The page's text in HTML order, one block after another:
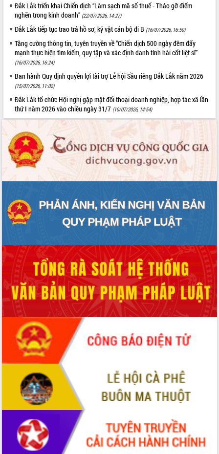
Đắk Lắk triển khai Chiến dịch “Làm sạch mã số thuế - Tháo gỡ điểm
nghẽn trong kinh doanh” (22/07/2026, 14:27)
Đắk Lắk tiếp tục trao trả hồ sơ, kỷ vật cán bộ đi B (16/07/2026, 16:50)
Tăng cường thông tin, tuyên truyền về “Chiến dịch 500 ngày đêm đẩy
mạnh thực hiện tìm kiếm, quy tập và xác định danh tính hài cốt liệt sĩ”
(16/07/2026, 16:24)
Ban hành Quy định quyền lợi tài trợ Lễ hội Sầu riêng Đắk Lắk năm 2026
(15/07/2026, 11:02)
Đắk Lắk tổ chức Hội nghị gặp mặt đối thoại doanh nghiệp, hợp tác xã lần
thứ I năm 2026 vào chiều ngày 31/7 (10/07/2026, 14:54)